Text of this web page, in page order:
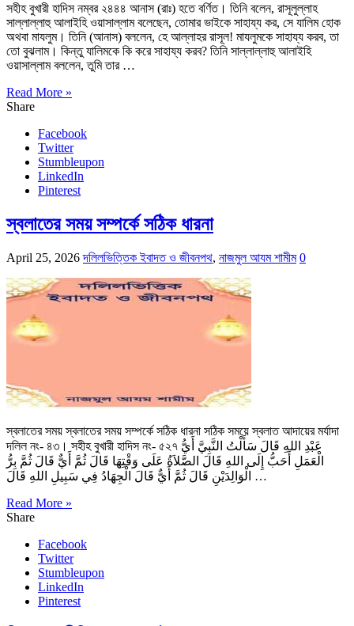
সহীহ বুখারী হাদিস নম্বর ২৪৪৪ আনাস (রাঃ) হতে বর্ণিত। তিনি বলেন, রাসূলুল্লাহ
সাল্লাল্লাহু আলাইহি ওয়াসাল্লাম বলেছেন, তোমার ভাইকে সাহায্য কর, সে যালিম হোক
অথবা মাযলুম। তিনি (আনাস) বললেন, হে আল্লাহর রাসূল! মাযলুমকে সাহায্য করব, তা
তো বুঝলাম। কিন্তু যালিমকে কি করে সাহায্য করব? তিনি সাল্লাল্লাহু আলাইহি
ওয়াসাল্লাম বললেন, তুমি তার …
Read More »
Share
Facebook
Twitter
Stumbleupon
LinkedIn
Pinterest
স্বলাতের সময় সম্পর্কে সঠিক ধারনা
April 25, 2026 দলিলভিত্তিক ইবাদত ও জীবনপথ, নাজমুল আযম শামীম 0
স্বলাতের সময় স্বলাতের সময় সম্পর্কে সঠিক ধারনা সঠিক সময়ে স্বলাত আদায়ের মর্যাদা
দলিল নং- ৪৩। সহীহ বুখারী হাদিস নং- ৫২৭ عَبْدِ اللهِ قَالَ سَأَلْتُ النَّبِيَّ أَيُّ
الْعَمَلِ أَحَبُّ إِلَى اللهِ قَالَ الصَّلاَةُ عَلَى وَقْتِهَا قَالَ ثُمَّ أَيٌّ قَالَ ثُمَّ بِرُّ
الْوَالِدَيْنِ قَالَ ثُمَّ أَيٌّ قَالَ الْجِهَادُ فِي سَبِيلِ اللهِ قَالَ …
Read More »
Share
Facebook
Twitter
Stumbleupon
LinkedIn
Pinterest